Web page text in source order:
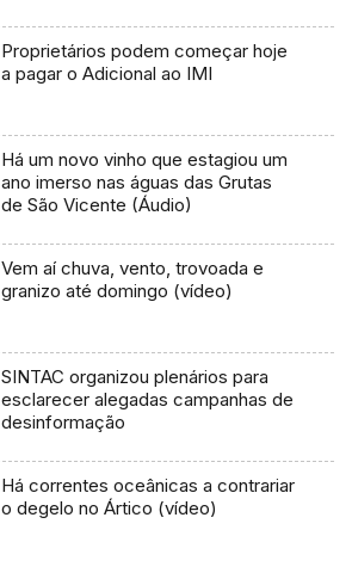
Proprietários podem começar hoje
a pagar o Adicional ao IMI
Há um novo vinho que estagiou um
ano imerso nas águas das Grutas
de São Vicente (Áudio)
Vem aí chuva, vento, trovoada e
granizo até domingo (vídeo)
SINTAC organizou plenários para
esclarecer alegadas campanhas de
desinformação
Há correntes oceânicas a contrariar
o degelo no Ártico (vídeo)